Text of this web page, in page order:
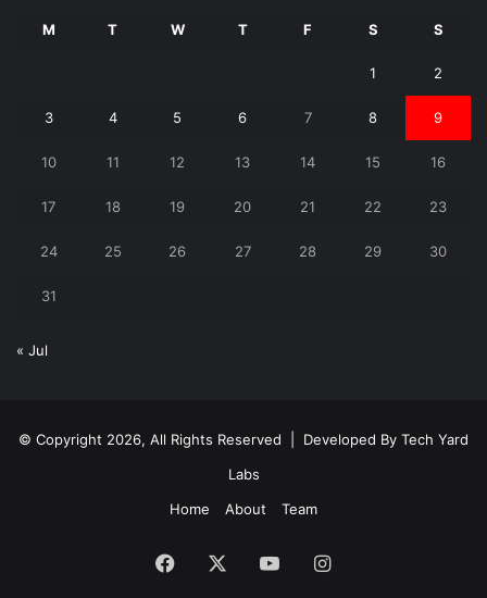
M T W T F S S
1 2
3 4 5 6 7 8 9
10 11 12 13 14 15 16
17 18 19 20 21 22 23
24 25 26 27 28 29 30
31
« Jul
© Copyright 2026, All Rights Reserved | Developed By Tech Yard
Labs
Home
About Team
Facebook YouTubeInstagram